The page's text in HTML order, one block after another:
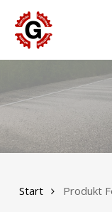
main
content
Start Produkt